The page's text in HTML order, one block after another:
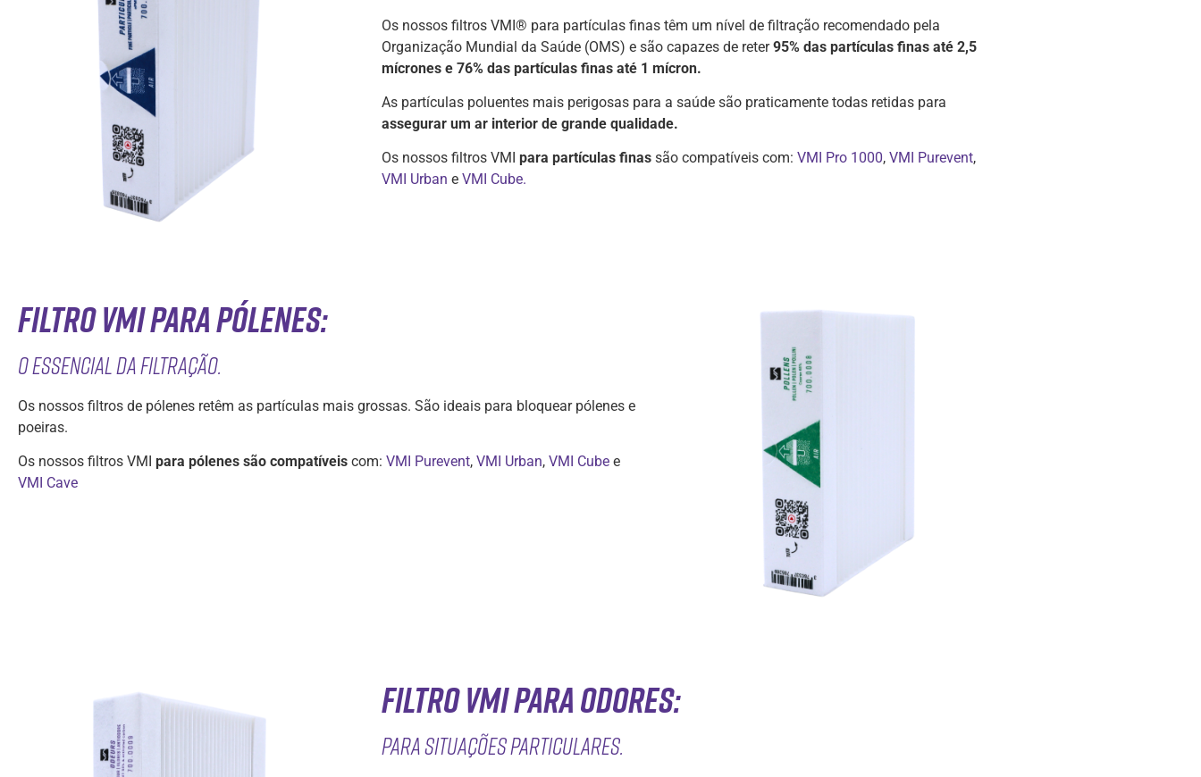
Os nossos filtros VMI® para partículas finas têm um nível de filtração recomendado pela
Organização Mundial da Saúde (OMS) e são capazes de reter95% das partículas finas até 2,5
mícrones e 76% das partículas finas até 1 mícron.
As partículas poluentes mais perigosas para a saúde são praticamente todas retidas para
assegurar um ar interior de grande qualidade.
Os nossos filtros VMIpara partículas finas são compatíveis com:VMI Pro 1000,VMI Purevent,
VMI Urban eVMI Cube.
Filtro VMI para pólenes:
o essencial da filtração.
Os nossos filtros de pólenes retêm as partículas mais grossas. São ideais para bloquear pólenes e
poeiras.
Os nossos filtros VMI para pólenes são compatíveis com: VMI Purevent, VMI Urban, VMI Cube e
VMI Cave
Filtro VMI para odores:
Para situações particulares.